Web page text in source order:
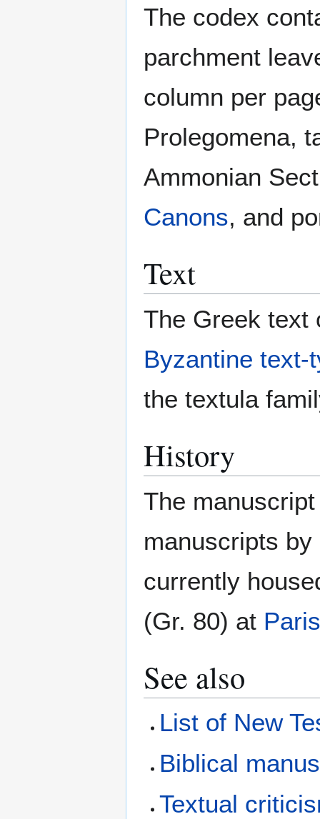
The codex
parchment
column per
Prolegomena,
Ammonian
Canons, and
Text
The Greek text
Byzantine text-
the textula
History
The
manuscripts by
currently
(Gr. 80) at Paris
See also
List of New
Biblical
Textual